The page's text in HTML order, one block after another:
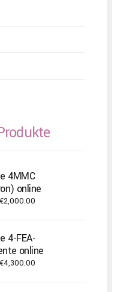
4MMC
online
€2,000.00
through
€2,000.00
4-FEA-
online
€4,300.00